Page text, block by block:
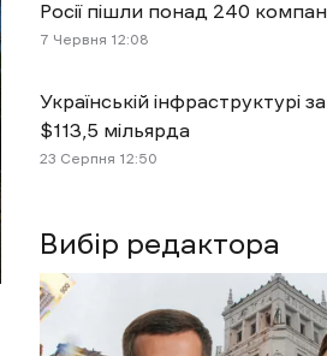
Вибір редактора
Росії пішли понад 240
7 Червня 12:08
Українській інфраструктурі
$113,5 мільярда
23 Cерпня 12:50